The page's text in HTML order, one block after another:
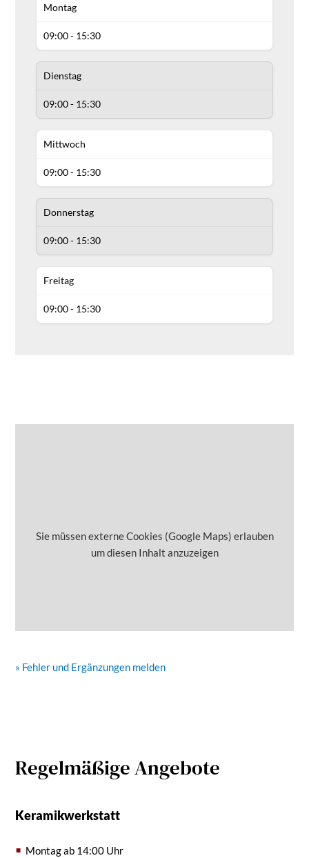
Montag
09:00 - 15:30
Dienstag
09:00 - 15:30
Mittwoch
09:00 - 15:30
Donnerstag
09:00 - 15:30
Freitag
09:00 - 15:30
Sie müssen externe Cookies (Google Maps) erlauben
um diesen Inhalt anzuzeigen
» Fehler und Ergänzungen melden
Regelmäßige Angebote
Keramikwerkstatt
Montag ab 14:00 Uhr